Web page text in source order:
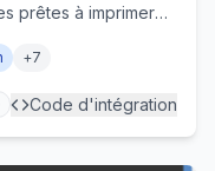
prêtes à imprimer
+7
Code d'intégration